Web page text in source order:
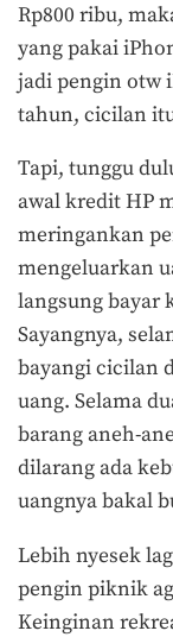
Rp800 ribu,
yang pakai
jadi pengin otw
tahun, cicilan
Tapi, tunggu
awal kredit HP
meringankan
mengeluarkan
langsung bayar
Sayangnya,
bayangi cicilan
uang. Selama
barang aneh-
dilarang ada
uangnya bakal
Lebih nyesek
pengin piknik
Keinginan